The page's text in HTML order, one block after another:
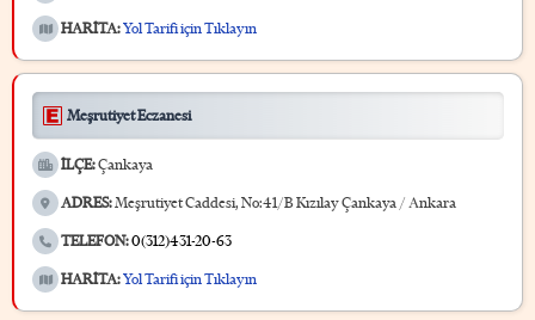
HARİTA:Yol Tarifi için Tıklayın
Meşrutiyet Eczanesi
İLÇE:Çankaya
ADRES:Meşrutiyet Caddesi, No:41/B Kızılay Çankaya / Ankara
TELEFON:0(312)431-20-63
HARİTA:Yol Tarifi için Tıklayın